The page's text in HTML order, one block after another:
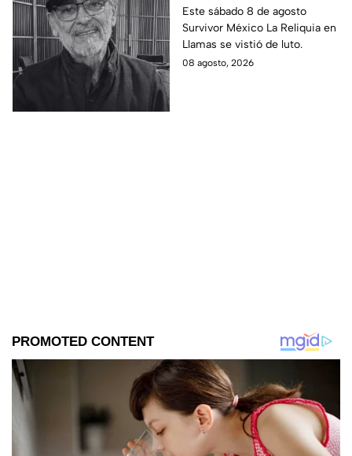
Survivor México La
Reliquia en Llamas
Este sábado 8 de agosto
Survivor México La Reliquia en
Llamas se vistió de luto.
08 agosto, 2026